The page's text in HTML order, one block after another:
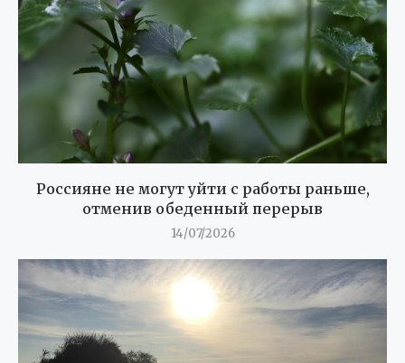
Россияне не могут уйти с работы раньше,
отменив обеденный перерыв
14/07/2026